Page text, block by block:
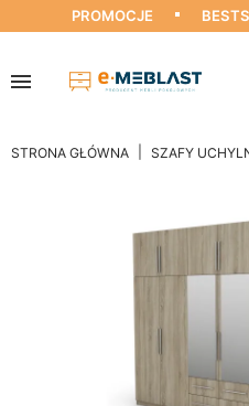
PROMOCJE
STRONA GŁÓWNA SZAFY